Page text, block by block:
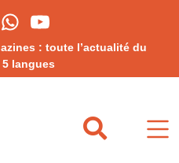
: toute l’actualité du
5 langues